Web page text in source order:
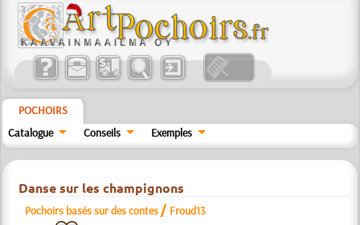
POCHOIRS
Catalogue
Conseils Exemples
Danse sur les champignons
Pochoirs basés sur des contes / Froud13